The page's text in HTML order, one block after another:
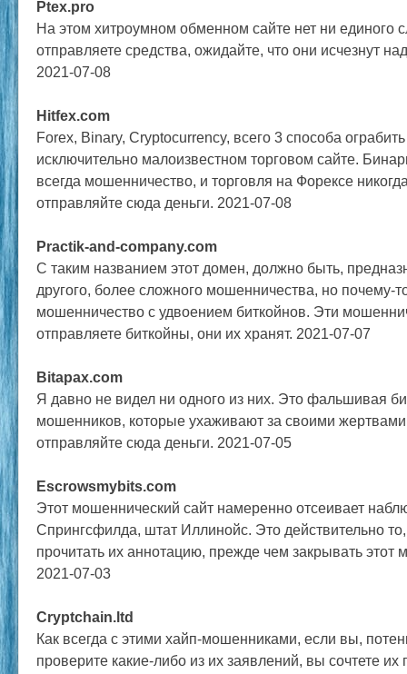
Ptex.pro
На этом хитроумном обменном сайте нет ни единого
отправляете средства, ожидайте, что они исчезнут
2021-07-08
Hitfex.com
Forex, Binary, Cryptocurrency, всего 3 способа
исключительно малоизвестном торговом сайте.
всегда мошенничество, и торговля на Форексе
отправляйте сюда деньги. 2021-07-08
Practik-and-company.com
С таким названием этот домен, должно быть,
другого, более сложного мошенничества, но почему-
мошенничество с удвоением биткойнов. Эти
отправляете биткойны, они их хранят. 2021-07-07
Bitapax.com
Я давно не видел ни одного из них. Это фальшивая
мошенников, которые ухаживают за своими
отправляйте сюда деньги. 2021-07-05
Escrowsmybits.com
Этот мошеннический сайт намеренно отсеивает
Спрингсфилда, штат Иллинойс. Это действительно
прочитать их аннотацию, прежде чем закрывать этот
2021-07-03
Cryptchain.ltd
Как всегда с этими хайп-мошенниками, если вы,
проверите какие-либо из их заявлений, вы сочтете